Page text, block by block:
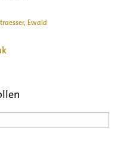
Ewald